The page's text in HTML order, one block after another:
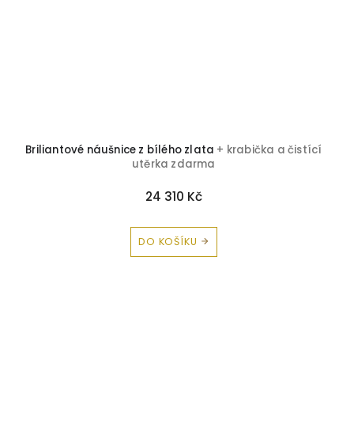
Briliantové náušnice z bílého zlata + krabička a čistící
utěrka zdarma
24 310 Kč
DO KOŠÍKU